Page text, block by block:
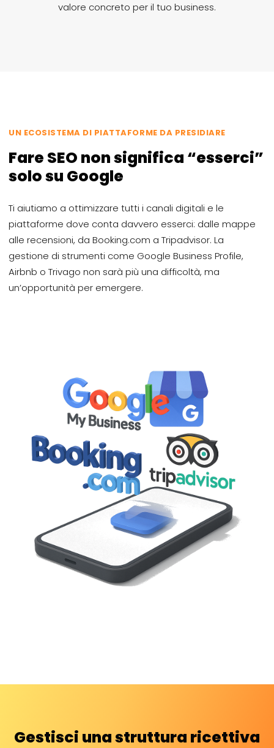
valore concreto per il tuo business.
UN ECOSISTEMA DI PIATTAFORME DA PRESIDIARE
Fare SEO non significa “esserci”
solo su Google
Ti aiutiamo a ottimizzare tutti i canali digitali e le
piattaforme dove conta davvero esserci: dalle mappe
alle recensioni, da Booking.com a Tripadvisor. La
gestione di strumenti come Google Business Profile,
Airbnb o Trivago non sarà più una difficoltà, ma
un’opportunità per emergere.
Gestisci una struttura ricettiva